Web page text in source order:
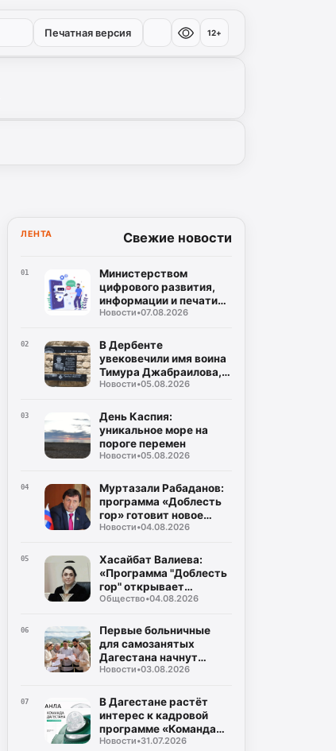
Печатная версия 12+
ЛЕНТА Свежие новости
01
Министерством
цифрового развития,
информации и печати
Республики Дагестан
созданию корпусов
национальных языков
народов Республики
Дагестан
Новости•07.08.2026
02
В Дербенте
увековечили имя воина
Тимура Джабраилова,
отдавшего жизнь за
Новости•05.08.2026
03
День Каспия:
уникальное море на
пороге перемен
Новости•05.08.2026
04
Муртазали Рабаданов:
программа «Доблесть
гор» готовит новое
поколение
Дагестана
Новости•04.08.2026
05
Хасайбат Валиева:
«Программа "Доблесть
гор" открывает
участникам СВО новые
служения Дагестану»
Общество•04.08.2026
06
Первые больничные
для самозанятых
Дагестана начнут
выплачивать уже в
Новости•03.08.2026
07
В Дагестане растёт
интерес к кадровой
программе «Команда
Дагестана»
Новости•31.07.2026